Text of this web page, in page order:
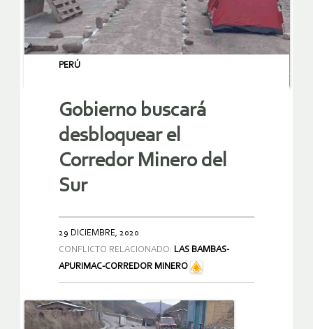
PERÚ
Gobierno buscará
desbloquear el
Corredor Minero del
Sur
29 DICIEMBRE, 2020
CONFLICTO RELACIONADO: LAS BAMBAS-
APURIMAC-CORREDOR MINERO